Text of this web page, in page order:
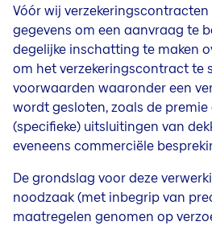
Vóór wij
gegevens om een aanvraag te
degelijke inschatting te maken
om het verzekeringscontract te
voorwaarden waaronder een
wordt gesloten, zoals de
(specifieke) uitsluitingen van
eveneens commerciële
De grondslag voor deze
noodzaak (met inbegrip van
maatregelen genomen op